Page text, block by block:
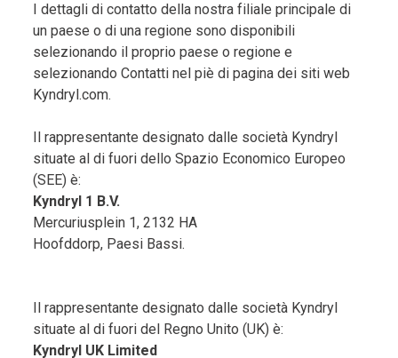
I dettagli di contatto della nostra filiale principale di
un paese o di una regione sono disponibili
selezionando il proprio paese o regione e
selezionando Contatti nel piè di pagina dei siti web
Kyndryl.com.
Il rappresentante designato dalle società Kyndryl
situate al di fuori dello Spazio Economico Europeo
(SEE) è:
Kyndryl 1 B.V.
Mercuriusplein 1, 2132 HA
Hoofddorp, Paesi Bassi.
Il rappresentante designato dalle società Kyndryl
situate al di fuori del Regno Unito (UK) è:
Kyndryl UK Limited